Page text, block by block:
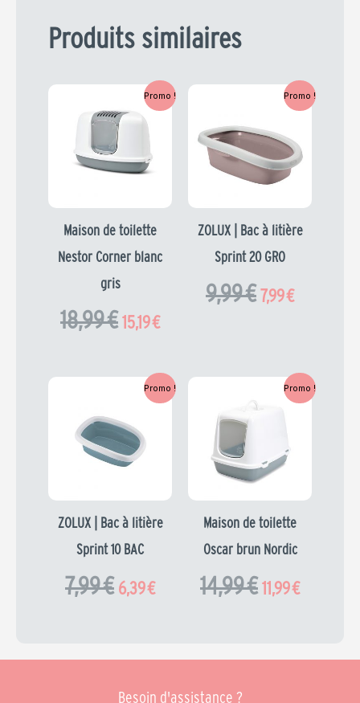
Produits similaires
Promo !
Maison de toilette
Nestor Corner blanc
gris
18,99€
prix
initial
était :
15,19€
Le
actuel
Promo !
ZOLUX | Bac à litière
Sprint 20 GRO
9,99€
initial
était :
9,99 €.
7,99€
Le
actuel
est :
Promo !
ZOLUX | Bac à litière
Sprint 10 BAC
7,99€
initial
était :
6,39€
Le
Promo !
Maison de toilette
Oscar brun Nordic
14,99€
était :
14,99 €.
11,99€
Le
Besoin d'assistance ?